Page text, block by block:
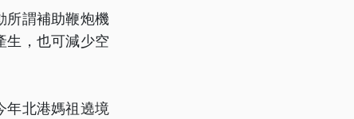
所謂補助鞭炮機
生，也可減少空
年北港媽祖遶境